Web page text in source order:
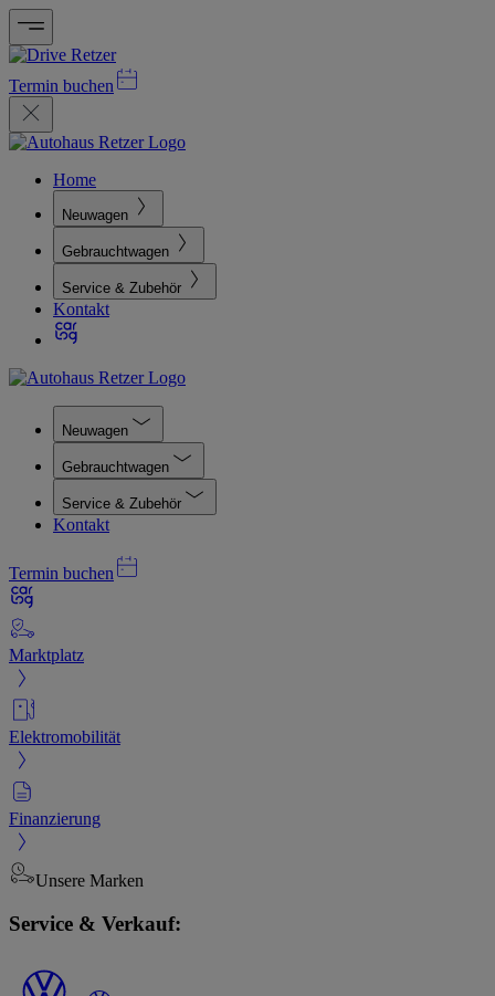
Termin buchen
Home
Neuwagen
Gebrauchtwagen
Service & Zubehör
Kontakt
Neuwagen
Gebrauchtwagen
Service & Zubehör
Kontakt
Termin buchen
Marktplatz
Elektromobilität
Finanzierung
Unsere Marken
Service & Verkauf: